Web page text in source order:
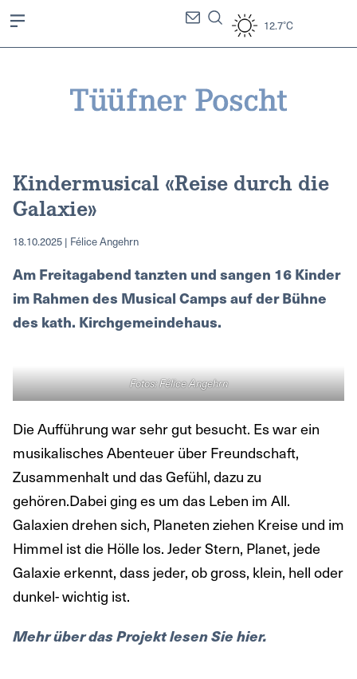
12.7°C
Kindermusical «Reise durch die
Galaxie»
18.10.2025 | Félice Angehrn
Am Freitagabend tanzten und sangen 16 Kinder
im Rahmen des Musical Camps auf der Bühne
des kath. Kirchgemeindehaus.
Fotos: Félice Angehrn
Die Aufführung war sehr gut besucht. Es war ein
musikalisches Abenteuer über Freundschaft,
Zusammenhalt und das Gefühl, dazu zu
gehören.Dabei ging es um das Leben im All.
Galaxien drehen sich, Planeten ziehen Kreise und im
Himmel ist die Hölle los. Jeder Stern, Planet, jede
Galaxie erkennt, dass jeder, ob gross, klein, hell oder
dunkel- wichtig ist.
Mehr über das Projekt lesen Sie hier.